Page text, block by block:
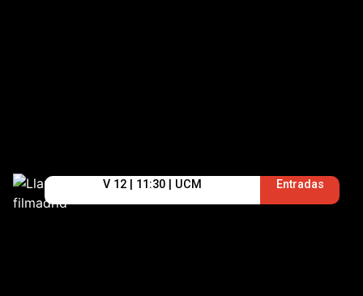
V 12 | 11:30 | UCM Entradas